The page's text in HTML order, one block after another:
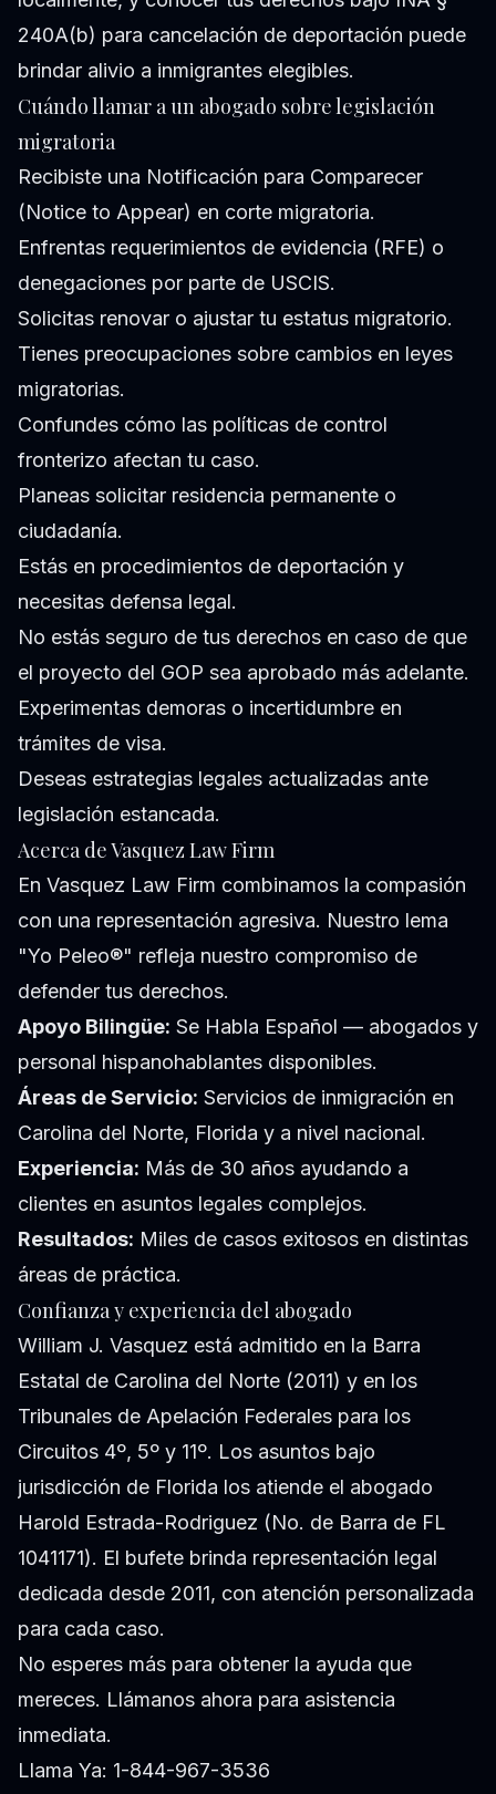
240A(b) para cancelación de deportación puede
brindar alivio a inmigrantes elegibles.
Cuándo llamar a un abogado sobre legislación
migratoria
Recibiste una Notificación para Comparecer
(Notice to Appear) en corte migratoria.
Enfrentas requerimientos de evidencia (RFE) o
denegaciones por parte de USCIS.
Solicitas renovar o ajustar tu estatus migratorio.
Tienes preocupaciones sobre cambios en leyes
migratorias.
Confundes cómo las políticas de control
fronterizo afectan tu caso.
Planeas solicitar residencia permanente o
ciudadanía.
Estás en procedimientos de deportación y
necesitas defensa legal.
No estás seguro de tus derechos en caso de que
el proyecto del GOP sea aprobado más adelante.
Experimentas demoras o incertidumbre en
trámites de visa.
Deseas estrategias legales actualizadas ante
legislación estancada.
Acerca de Vasquez Law Firm
En Vasquez Law Firm combinamos la compasión
con una representación agresiva. Nuestro lema
"Yo Peleo®" refleja nuestro compromiso de
defender tus derechos.
Apoyo Bilingüe: Se Habla Español — abogados y
personal hispanohablantes disponibles.
Áreas de Servicio: Servicios de inmigración en
Carolina del Norte, Florida y a nivel nacional.
Experiencia: Más de 30 años ayudando a
clientes en asuntos legales complejos.
Resultados: Miles de casos exitosos en distintas
áreas de práctica.
Confianza y experiencia del abogado
William J. Vasquez está admitido en la Barra
Estatal de Carolina del Norte (2011) y en los
Tribunales de Apelación Federales para los
Circuitos 4º, 5º y 11º. Los asuntos bajo
jurisdicción de Florida los atiende el abogado
Harold Estrada-Rodriguez (No. de Barra de FL
1041171). El bufete brinda representación legal
dedicada desde 2011, con atención personalizada
para cada caso.
No esperes más para obtener la ayuda que
mereces. Llámanos ahora para asistencia
inmediata.
Llama Ya: 1-844-967-3536